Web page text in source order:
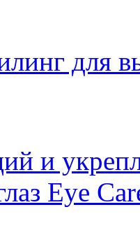
для
и
Eye